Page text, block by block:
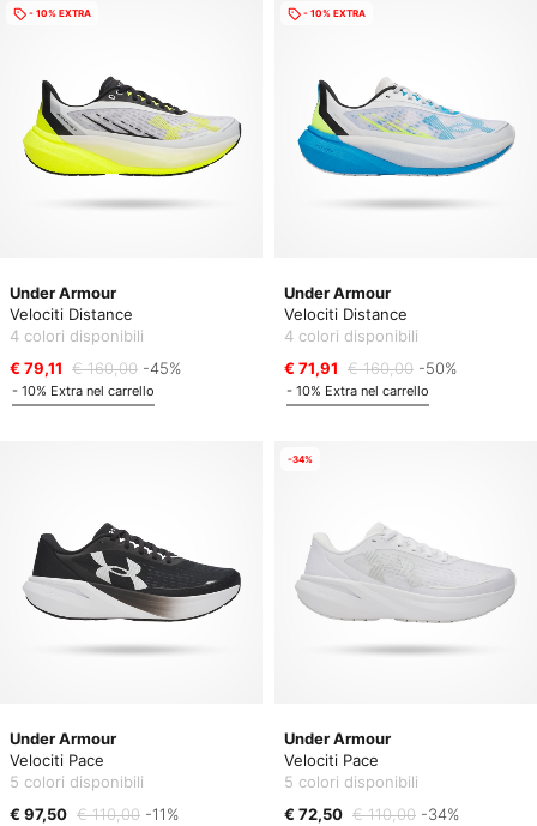
Under Armour
Velociti Distance
4 colori disponibili
€ 79,11 € 160,00 -45%
- 10% Extra nel carrello
- 10% EXTRA
Under Armour
Velociti Distance
4 colori disponibili
€ 71,91 € 160,00 -50%
- 10% Extra nel carrello
- 10% EXTRA
Under Armour
Velociti Pace
5 colori disponibili
€ 97,50 € 110,00 -11%
Under Armour
Velociti Pace
5 colori disponibili
€ 72,50 € 110,00 -34%
-34%